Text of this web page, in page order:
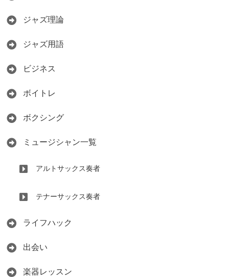
ジャズ理論
ジャズ用語
ビジネス
ボイトレ
ボクシング
ミュージシャン一覧
アルトサックス奏者
テナーサックス奏者
ライフハック
出会い
楽器レッスン